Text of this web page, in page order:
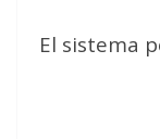
El sistema